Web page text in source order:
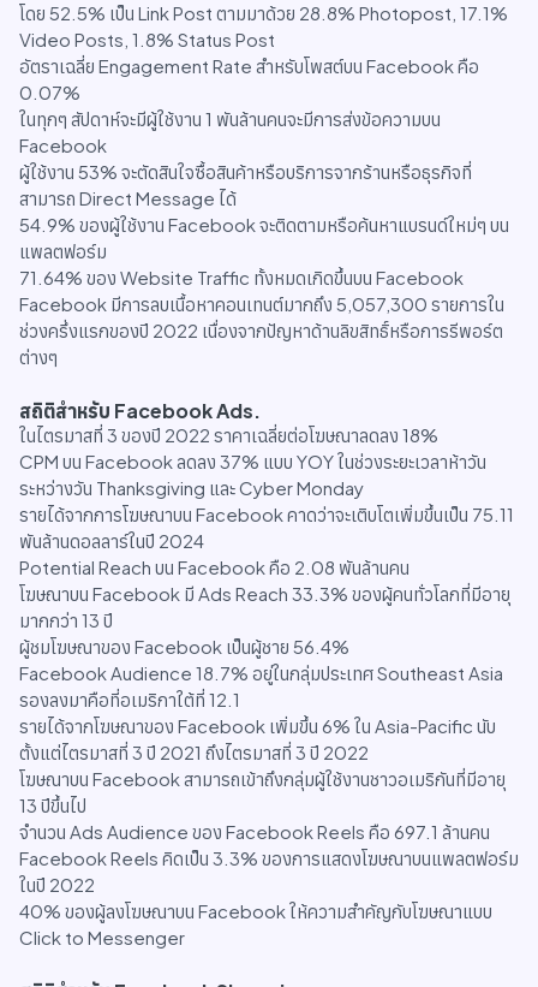
โดย 52.5% เป็น Link Post ตามมาด้วย 28.8% Photopost, 17.1%
Video Posts, 1.8% Status Post
อัตราเฉลี่ย Engagement Rate สำหรับโพสต์บน Facebook คือ
0.07%
ในทุกๆ สัปดาห์จะมีผู้ใช้งาน 1 พันล้านคนจะมีการส่งข้อความบน
Facebook
ผู้ใช้งาน 53% จะตัดสินใจซื้อสินค้าหรือบริการจากร้านหรือธุรกิจที่
สามารถ Direct Message ได้
54.9% ของผู้ใช้งาน Facebook จะติดตามหรือค้นหาแบรนด์ใหม่ๆ บน
แพลตฟอร์ม
71.64% ของ Website Traffic ทั้งหมดเกิดขึ้นบน Facebook
Facebook มีการลบเนื้อหาคอนเทนต์มากถึง 5,057,300 รายการใน
ช่วงครึ่งแรกของปี 2022 เนื่องจากปัญหาด้านลิขสิทธิ์หรือการรีพอร์ต
ต่างๆ
สถิติสำหรับ Facebook Ads.
ในไตรมาสที่ 3 ของปี 2022 ราคาเฉลี่ยต่อโฆษณาลดลง 18%
CPM บน Facebook ลดลง 37% แบบ YOY ในช่วงระยะเวลาห้าวัน
ระหว่างวัน Thanksgiving และ Cyber Monday
รายได้จากการโฆษณาบน Facebook คาดว่าจะเติบโตเพิ่มขึ้นเป็น 75.11
พันล้านดอลลาร์ในปี 2024
Potential Reach บน Facebook คือ 2.08 พันล้านคน
โฆษณาบน Facebook มี Ads Reach 33.3% ของผู้คนทั่วโลกที่มีอายุ
มากกว่า 13 ปี
ผู้ชมโฆษณาของ Facebook เป็นผู้ชาย 56.4%
Facebook Audience 18.7% อยู่ในกลุ่มประเทศ Southeast Asia
รองลงมาคือที่อเมริกาใต้ที่ 12.1
รายได้จากโฆษณาของ Facebook เพิ่มขึ้น 6% ใน Asia-Pacific นับ
ตั้งแต่ไตรมาสที่ 3 ปี 2021 ถึงไตรมาสที่ 3 ปี 2022
โฆษณาบน Facebook สามารถเข้าถึงกลุ่มผู้ใช้งานชาวอเมริกันที่มีอายุ
13 ปีขึ้นไป
จำนวน Ads Audience ของ Facebook Reels คือ 697.1 ล้านคน
Facebook Reels คิดเป็น 3.3% ของการแสดงโฆษณาบนแพลตฟอร์ม
ในปี 2022
40% ของผู้ลงโฆษณาบน Facebook ให้ความสำคัญกับโฆษณาแบบ
Click to Messenger